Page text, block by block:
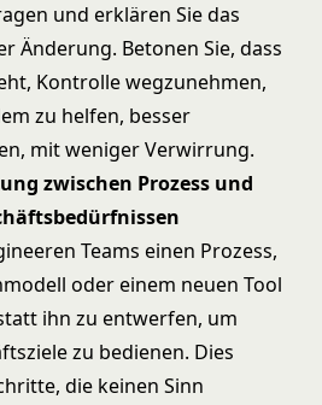
und erklären Sie das
Änderung. Betonen Sie, dass
Kontrolle wegzunehmen,
zu helfen, besser
mit weniger Verwirrung.
zwischen Prozess und
Teams einen Prozess,
oder einem neuen Tool
ihn zu entwerfen, um
zu bedienen. Dies
die keinen Sinn